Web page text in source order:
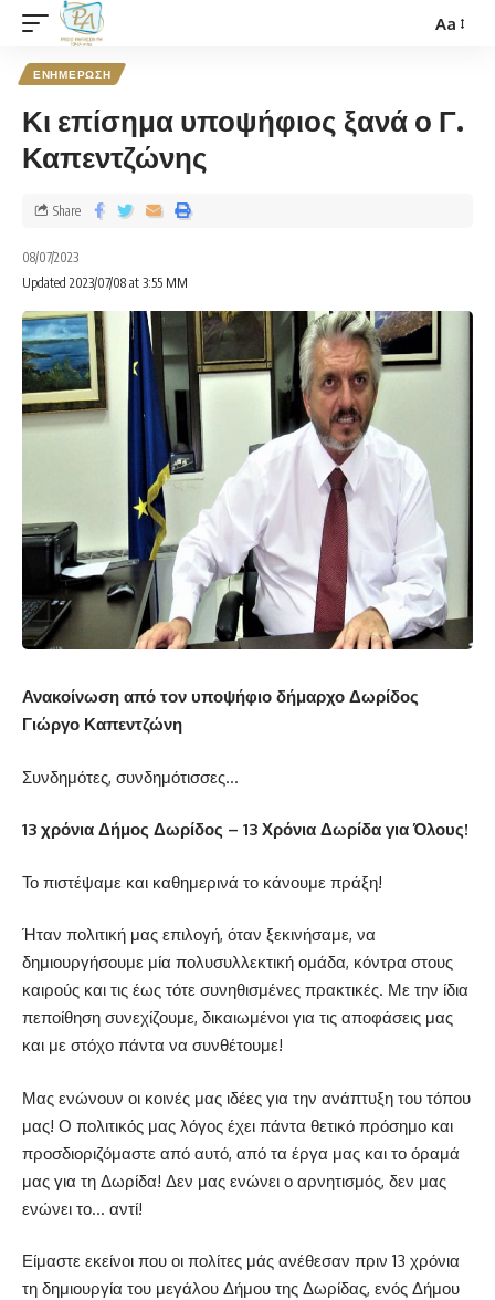
Aa
ΕΝΗΜΕΡΩΣΗ
Κι επίσημα υποψήφιος ξανά ο Γ.
Καπεντζώνης
08/07/2023
Updated 2023/07/08 at 3:55 ΜΜ
Share
Ανακοίνωση από τον υποψήφιο δήμαρχο Δωρίδος
Γιώργο Καπεντζώνη
Συνδημότες, συνδημότισσες…
13 χρόνια Δήμος Δωρίδος – 13 Χρόνια Δωρίδα για Όλους!
Το πιστέψαμε και καθημερινά το κάνουμε πράξη!
Ήταν πολιτική μας επιλογή, όταν ξεκινήσαμε, να
δημιουργήσουμε μία πολυσυλλεκτική ομάδα, κόντρα στους
καιρούς και τις έως τότε συνηθισμένες πρακτικές. Με την ίδια
πεποίθηση συνεχίζουμε, δικαιωμένοι για τις αποφάσεις μας
και με στόχο πάντα να συνθέτουμε!
Μας ενώνουν οι κοινές μας ιδέες για την ανάπτυξη του τόπου
μας! Ο πολιτικός μας λόγος έχει πάντα θετικό πρόσημο και
προσδιοριζόμαστε από αυτό, από τα έργα μας και το όραμά
μας για τη Δωρίδα! Δεν μας ενώνει ο αρνητισμός, δεν μας
ενώνει το… αντί!
Είμαστε εκείνοι που οι πολίτες μάς ανέθεσαν πριν 13 χρόνια
τη δημιουργία του μεγάλου Δήμου της Δωρίδας, ενός Δήμου